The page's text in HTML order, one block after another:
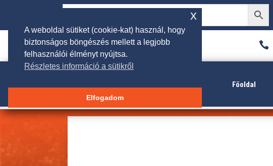
 rendeles@galgakertigep.hu 
Főoldal
A weboldal sütiket (cookie-kat) használ, hogy
biztonságos böngészés mellett a legjobb
felhasználói élményt nyújtsa.
Részletes információ a sütikről
Elfogadom
x